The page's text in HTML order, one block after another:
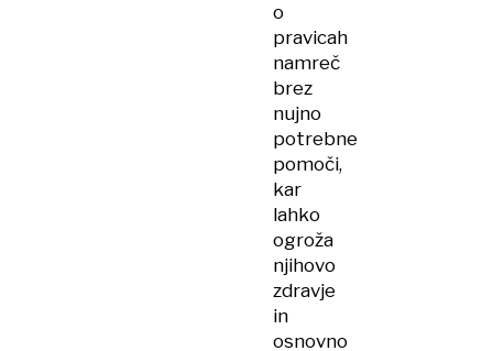
o
pravicah
namreč
brez
nujno
potrebne
pomoči,
kar
lahko
ogroža
njihovo
zdravje
in
osnovno